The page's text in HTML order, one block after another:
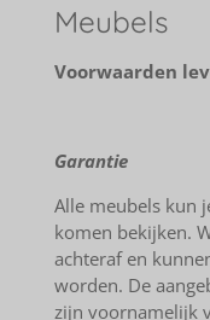
Meubels
Voorwaarden
Garantie
Alle meubels kun
komen bekijken.
achteraf en
worden. De
zijn voornamelijk